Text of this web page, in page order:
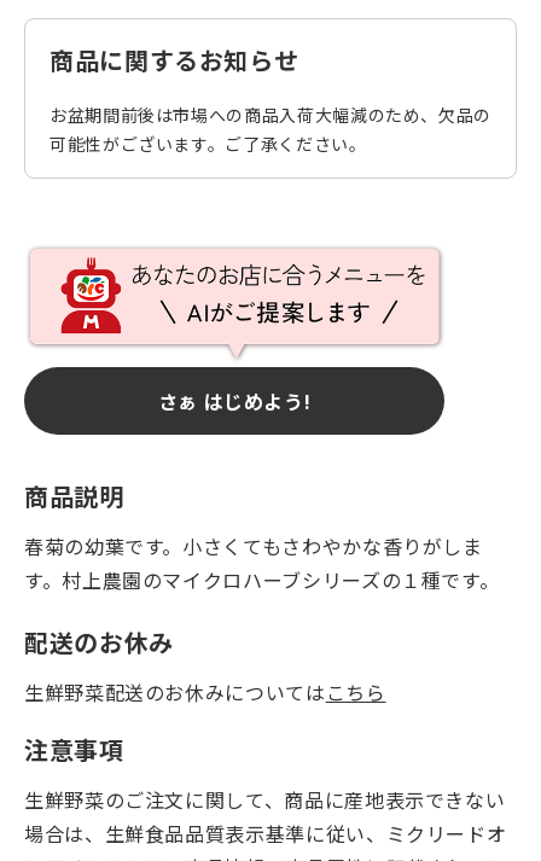
商品に関するお知らせ
お盆期間前後は市場への商品入荷大幅減のため、欠品の
可能性がございます。ご了承ください。
さぁ はじめよう!
商品説明
春菊の幼葉です。小さくてもさわやかな香りがしま
す。村上農園のマイクロハーブシリーズの１種です。
配送のお休み
生鮮野菜配送のお休みについては こちら
注意事項
生鮮野菜のご注文に関して、商品に産地表示できない
場合は、生鮮食品品質表示基準に従い、ミクリードオ